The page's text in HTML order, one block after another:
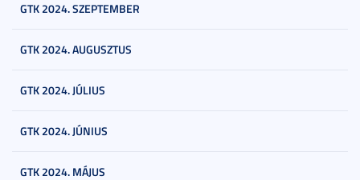
GTK 2024. SZEPTEMBER
GTK 2024. AUGUSZTUS
GTK 2024. JÚLIUS
GTK 2024. JÚNIUS
GTK 2024. MÁJUS